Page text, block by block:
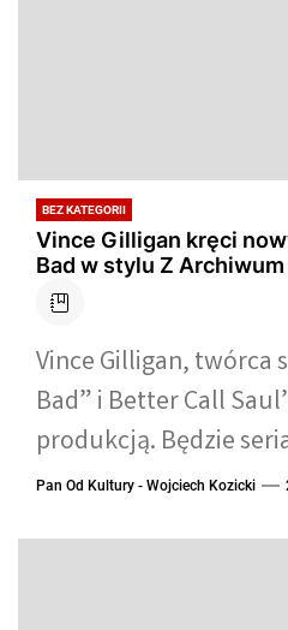
BEZ KATEGORII
Vince Gilligan kręci
Bad w stylu Z Archiwum
Vince Gilligan, twórca
Bad” i Better Call
produkcją. Będzie
„Archiwum X” na
Pan Od Kultury - Wojciech Kozicki